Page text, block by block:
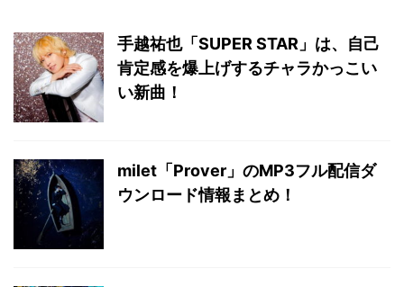
手越祐也「SUPER STAR」は、自己
肯定感を爆上げするチャラかっこい
い新曲！
milet「Prover」のMP3フル配信ダ
ウンロード情報まとめ！